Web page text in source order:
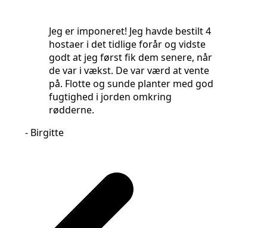
Jeg er imponeret! Jeg havde bestilt 4
hostaer i det tidlige forår og vidste
godt at jeg først fik dem senere, når
de var i vækst. De var værd at vente
på. Flotte og sunde planter med god
fugtighed i jorden omkring
rødderne.
- Birgitte